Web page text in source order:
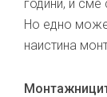
години, и сме
Но едно
наистина